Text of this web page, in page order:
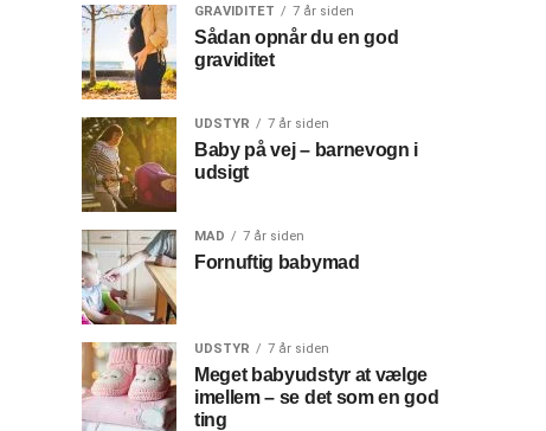
GRAVIDITET 7 år siden
Sådan opnår du en god
graviditet
UDSTYR 7 år siden
Baby på vej – barnevogn i
udsigt
MAD 7 år siden
Fornuftig babymad
UDSTYR 7 år siden
Meget babyudstyr at vælge
imellem – se det som en god
ting